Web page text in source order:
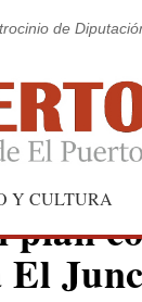
de
Y CULTURA
plan
El